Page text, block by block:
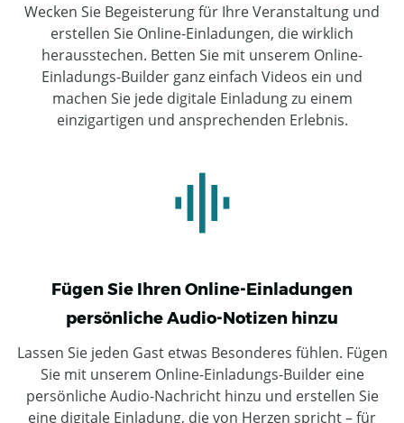
Wecken Sie Begeisterung für Ihre Veranstaltung und
erstellen Sie Online-Einladungen, die wirklich
herausstechen. Betten Sie mit unserem Online-
Einladungs-Builder ganz einfach Videos ein und
machen Sie jede digitale Einladung zu einem
einzigartigen und ansprechenden Erlebnis.
Fügen Sie Ihren Online-Einladungen
persönliche Audio-Notizen hinzu
Lassen Sie jeden Gast etwas Besonderes fühlen. Fügen
Sie mit unserem Online-Einladungs-Builder eine
persönliche Audio-Nachricht hinzu und erstellen Sie
eine digitale Einladung, die von Herzen spricht – für